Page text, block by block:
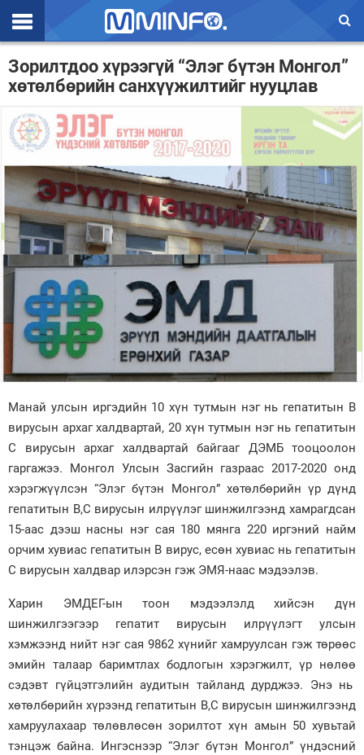
Эхлэл
Цаг агаар
Валют ханш
Эдийн засаг
Үзэл бодол
Спорт
Нийгэм
Дэлхий
Энтертайнмэнт
Зорилтдоо хүрээгүй “Элэг бүтэн Монгол”
хөтөлбөрийн санхүүжилтийг нууцлав
Манай улсын иргэдийн 10 хүн тутмын нэг нь гепатитын В
вирусын архаг халдвартай, 20 хүн тутмын нэг нь гепатитын
С вирусын архаг халдвартай байгааг ДЭМБ тооцоолон
гаргажээ. Монгол Улсын Засгийн газраас 2017-2020 онд
хэрэгжүүлсэн “Элэг бүтэн Монгол” хөтөлбөрийн үр дүнд
гепатитын В,С вирусын илрүүлэг шинжилгээнд хамрагдсан
15-аас дээш насны нэг сая 180 мянга 220 иргэний найм
орчим хувиас гепатитын В вирус, есөн хувиас нь гепатитын
С вирусын халдвар илэрсэн гэж ЭМЯ-наас мэдээлэв.
Харин ЭМДЕГ-ын тоон мэдээлэлд хийсэн дүн
шинжилгээгээр гепатит вирусын илрүүлэгт улсын
хэмжээнд нийт нэг сая 9862 хүнийг хамруулсан гэж төрөөс
эмийн талаар баримтлах бодлогын хэрэгжилт, үр нөлөө
сэдэвт гүйцэтгэлийн аудитын тайланд дурджээ. Энэ нь
хөтөлбөрийн хүрээнд гепатитын В,С вирусын шинжилгээнд
хамруулахаар төлөвлөсөн зорилтот хүн амын 50 хувьтай
тэнцэж байна. Ингэснээр “Элэг бүтэн Монгол” үндэсний